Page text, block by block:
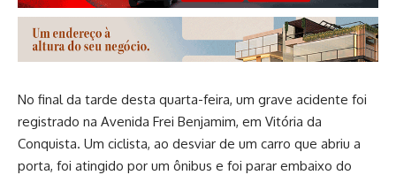
No final da tarde desta quarta-feira, um grave acidente foi
registrado na Avenida Frei Benjamim, em Vitória da
Conquista. Um ciclista, ao desviar de um carro que abriu a
porta, foi atingido por um ônibus e foi parar embaixo do